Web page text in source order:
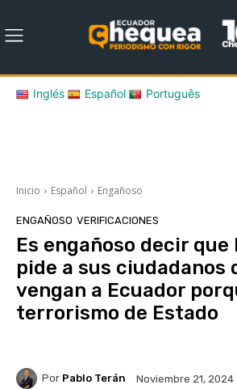
Inglés Español Português
Inicio Español Engañoso
ENGAÑOSO VERIFICACIONES
Es engañoso decir que
pide a sus ciudadanos
vengan a Ecuador
terrorismo de Estado
Por Pablo Terán Noviembre 21, 2024